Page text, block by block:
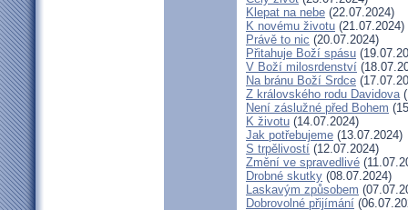
Klepat na nebe (22.07.2024)
K novému životu (21.07.2024)
Právě to nic (20.07.2024)
Přitahuje Boží spásu
V Boží milosrdenství
Na bránu Boží Srdce
Z královského rodu Davidova
Není záslužné před Bohem
K životu (14.07.2024)
Jak potřebujeme (13.07.2024)
S trpělivostí (12.07.2024)
Změní ve spravedlivé
Drobné skutky (08.07.2024)
Laskavým způsobem
Dobrovolné přijímání